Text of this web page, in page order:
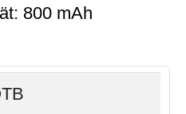
800 mAh